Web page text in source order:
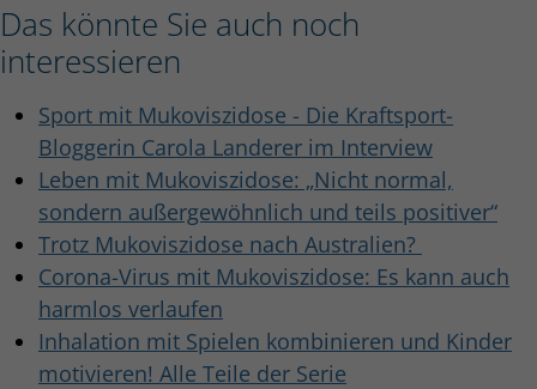
Das könnte Sie auch noch
interessieren
Sport mit Mukoviszidose - Die Kraftsport-
Bloggerin Carola Landerer im Interview
Leben mit Mukoviszidose: „Nicht normal,
sondern außergewöhnlich und teils positiver“
Trotz Mukoviszidose nach Australien?
Corona-Virus mit Mukoviszidose: Es kann auch
harmlos verlaufen
Inhalation mit Spielen kombinieren und Kinder
motivieren! Alle Teile der Serie